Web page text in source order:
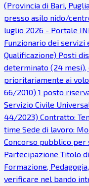
(Provincia di Bari,
presso asilo nido/
luglio 2026 - Portale
Funzionario dei servizi
Qualificazione) Posti
determinato (24
prioritariamente ai
66/2010) 1 posto
Servizio Civile
44/2023) Contratto:
time Sede di lavoro:
Concorso pubblico per
Partecipazione Titolo
Formazione,
verificare nel bando